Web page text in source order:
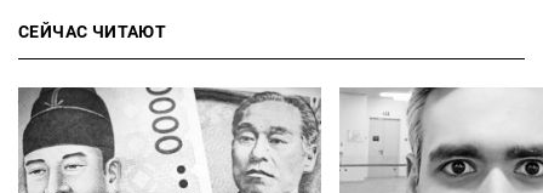
СЕЙЧАС ЧИТАЮТ